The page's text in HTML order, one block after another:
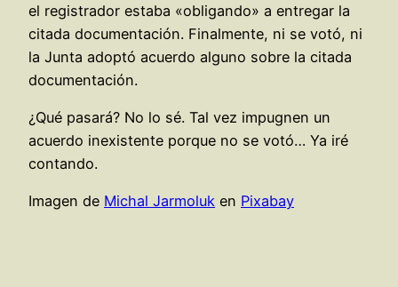
el registrador estaba «obligando» a entregar la
citada documentación. Finalmente, ni se votó, ni
la Junta adoptó acuerdo alguno sobre la citada
documentación.
¿Qué pasará? No lo sé. Tal vez impugnen un
acuerdo inexistente porque no se votó… Ya iré
contando.
Imagen de Michal Jarmoluk en Pixabay